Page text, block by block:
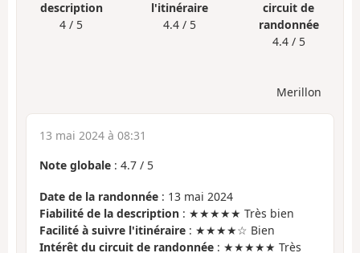
description
4 / 5
l'itinéraire
4.4 / 5
circuit de
randonnée
4.4 / 5
Merillon
13 mai 2024 à 08:31
Note globale : 4.7 / 5
Date de la randonnée : 13 mai 2024
Fiabilité de la description : ★★★★★ Très bien
Facilité à suivre l'itinéraire : ★★★★☆ Bien
Intérêt du circuit de randonnée : ★★★★★ Très